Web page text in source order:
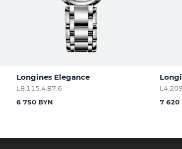
Longines Elegance
L8.115.4.87.6
6 750 BYN
7 620